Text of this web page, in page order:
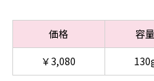
価格 容量
￥3,080